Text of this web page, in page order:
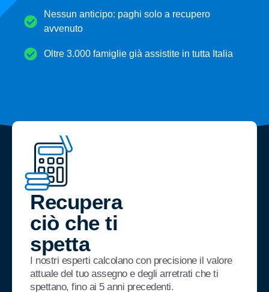
Nessun anticipo: paghi solo a recupero
avvenuto
Oltre 3.000 famiglie già assistite in tutta Italia
Recupera
ciò che ti
spetta
I nostri esperti calcolano con precisione il valore
attuale del tuo assegno e degli arretrati che ti
spettano, fino ai 5 anni precedenti.